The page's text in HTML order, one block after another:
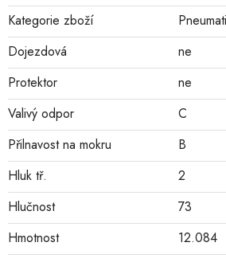
Kategorie zboží
Dojezdová
ne
Protektor
ne
Valivý odpor
C
Přilnavost na mokru
B
Hluk tř.
2
Hlučnost
73
Hmotnost
12.084